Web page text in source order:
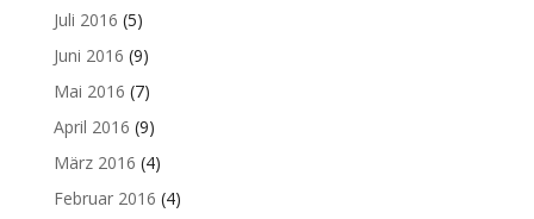
Juli 2016 (5)
Juni 2016 (9)
Mai 2016 (7)
April 2016 (9)
März 2016 (4)
Februar 2016 (4)